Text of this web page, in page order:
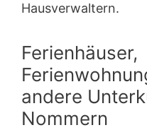
Hausverwaltern.
Ferienhäuser,
andere
Nommern